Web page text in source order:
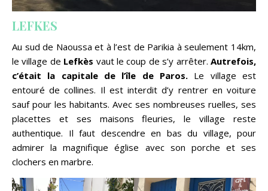
LEFKES
Au sud de Naoussa et à l’est de Parikia à seulement 14km,
le village de Lefkès vaut le coup de s’y arrêter.Autrefois,
c’était la capitale de l’île de Paros. Le village est
entouré de collines. Il est interdit d’y rentrer en voiture
sauf pour les habitants. Avec ses nombreuses ruelles, ses
placettes et ses maisons fleuries, le village reste
authentique. Il faut descendre en bas du village, pour
admirer la magnifique église avec son porche et ses
clochers en marbre.